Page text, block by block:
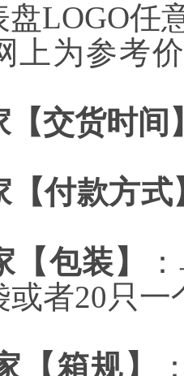
盘LOGO
上为参考
【交货时间
【付款方式
包装】
者20只
【箱规】